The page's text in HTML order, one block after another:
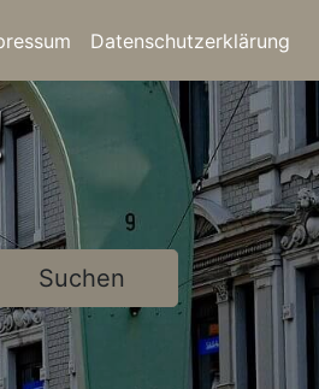
Datenschutzerklärung
Suchen